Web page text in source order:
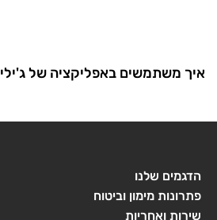
איך משתמשים באפליקציה של ג'ילי
הדגמים שלנו
פתרונות מימון וביטוח
שירות ואחריות